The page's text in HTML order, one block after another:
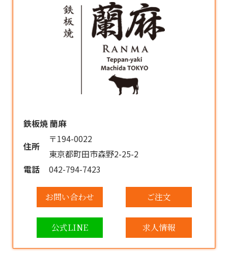
鉄板焼 蘭麻
住所
〒194-0022
東京都町田市森野2-25-2
電話
042-794-7423
お問い合わせ ご注文
公式LINE 求人情報